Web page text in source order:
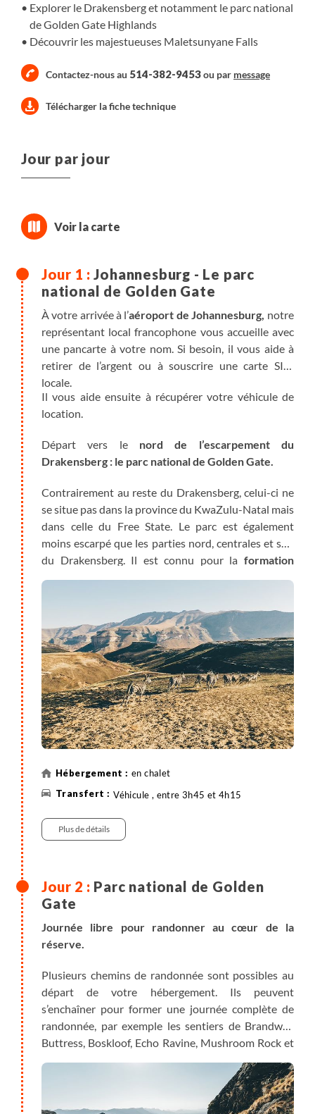
Explorer le Drakensberg et notamment le parc national
de Golden Gate Highlands
Découvrir les majestueuses Maletsunyane Falls
Contactez-nous au 514-382-9453ou par message
Télécharger la fiche technique
Jour par jour
Johannesburg - Le parc
national de Golden Gate
À votre arrivée à l’aéroport de Johannesburg, notre
représentant local francophone vous accueille avec
une pancarte à votre nom. Si besoin, il vous aide à
retirer de l’argent ou à souscrire une carte SIM
locale.
Il vous aide ensuite à récupérer votre véhicule de
location.
Départ vers le nord de l’escarpement du
Drakensberg : le parc national de Golden Gate.
Contrairement au reste du Drakensberg, celui-ci ne
se situe pas dans la province du KwaZulu-Natal mais
dans celle du Free State. Le parc est également
moins escarpé que les parties nord, centrales et sud
du Drakensberg. Il est connu pour la formation
rocheuse de Brandwag Buttresset ses nombreuses
en chalet
Véhicule , entre 3h45 et 4h15
Plus de détails
Parc national de Golden
Gate
Journée libre pour randonner au cœur de la
réserve.
Plusieurs chemins de randonnée sont possibles au
départ de votre hébergement. Ils peuvent
s’enchaîner pour former une journée complète de
randonnée, par exemple les sentiers de Brandwag
Buttress, Boskloof, Echo Ravine, Mushroom Rock et
disponibles dans votre carnet de voyage.